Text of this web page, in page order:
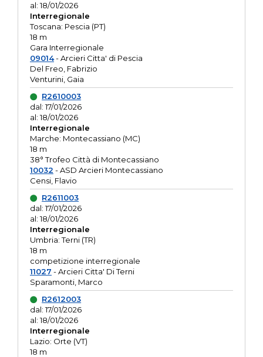
al: 18/01/2026
Interregionale
Toscana: Pescia (PT)
18 m
Gara Interregionale
09014- Arcieri Citta' di Pescia
Del Freo, Fabrizio
Venturini, Gaia
R2610003
dal: 17/01/2026
al: 18/01/2026
Interregionale
Marche: Montecassiano (MC)
18 m
38° Trofeo Città di Montecassiano
10032 - ASD Arcieri Montecassiano
Censi, Flavio
R2611003
dal: 17/01/2026
al: 18/01/2026
Interregionale
Umbria: Terni (TR)
18 m
competizione interregionale
11027 - Arcieri Citta' Di Terni
Sparamonti, Marco
R2612003
dal: 17/01/2026
al: 18/01/2026
Interregionale
Lazio: Orte (VT)
18 m